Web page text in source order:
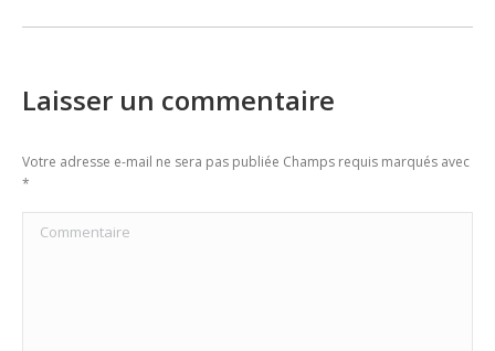
Laisser un commentaire
Votre adresse e-mail ne sera pas publiée Champs requis marqués avec
*
Commentaire